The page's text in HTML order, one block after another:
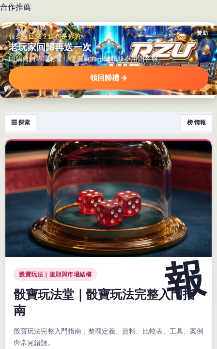
合作推薦
贊助
很久沒回來？這包是你的
老玩家回歸再送一次
回鍋會員專屬彩金，優惠頁面一鍵領取不用問客服。
領回歸禮 →
☰ 探索 榜 情報
骰寶玩法｜規則與市場結構
骰寶玩法堂｜骰寶玩法完整入門指
南
骰寶玩法完整入門指南，整理定義、資料、比較表、工具、案例
與常見錯誤。